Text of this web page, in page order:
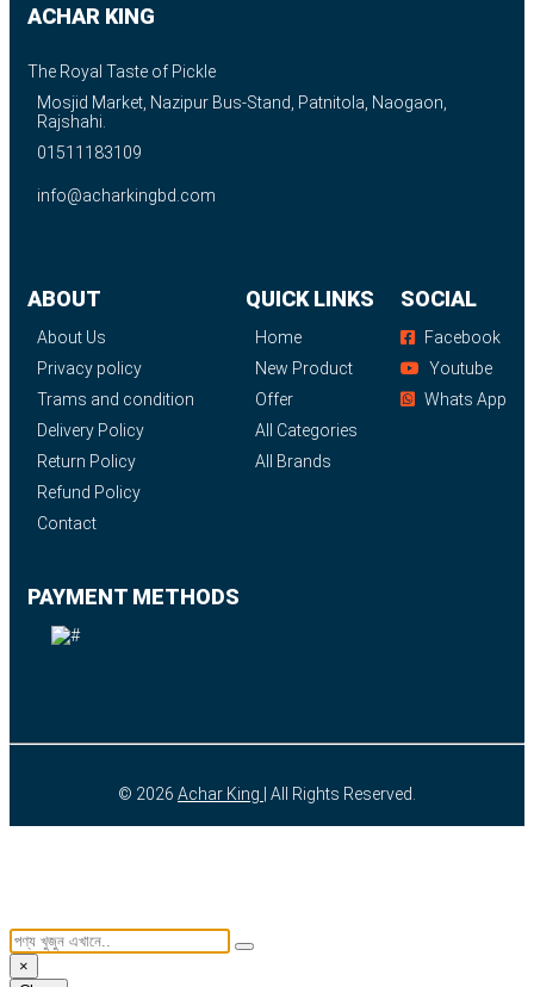
ACHAR KING
The Royal Taste of Pickle
Mosjid Market, Nazipur Bus-Stand, Patnitola, Naogaon,
Rajshahi.
01511183109
info@acharkingbd.com
ABOUT
About Us
Privacy policy
Trams and condition
Delivery Policy
Return Policy
Refund Policy
Contact
QUICK LINKS
Home
New Product
Offer
All Categories
All Brands
SOCIAL
Facebook
Youtube
Whats App
PAYMENT METHODS
© 2026 Achar King | All Rights Reserved.
×